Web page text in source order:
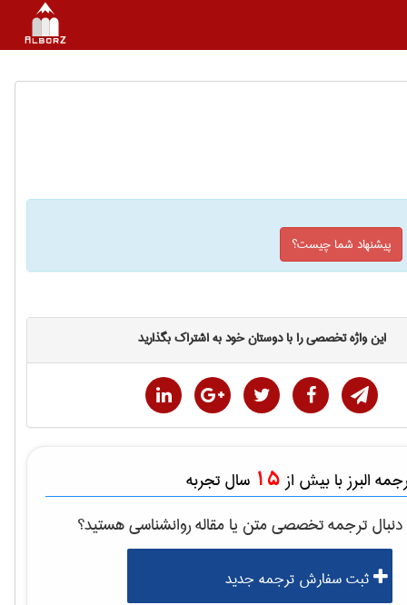
پیشنهاد شما چیست؟
این واژه تخصصی را با دوستان خود به اشتراک بگذارید
البرز با بیش از 15 سال تجربه
دنبال ترجمه تخصصی متن یا مقالهروانشناسیهستید؟
ثبت سفارش ترجمه جدید